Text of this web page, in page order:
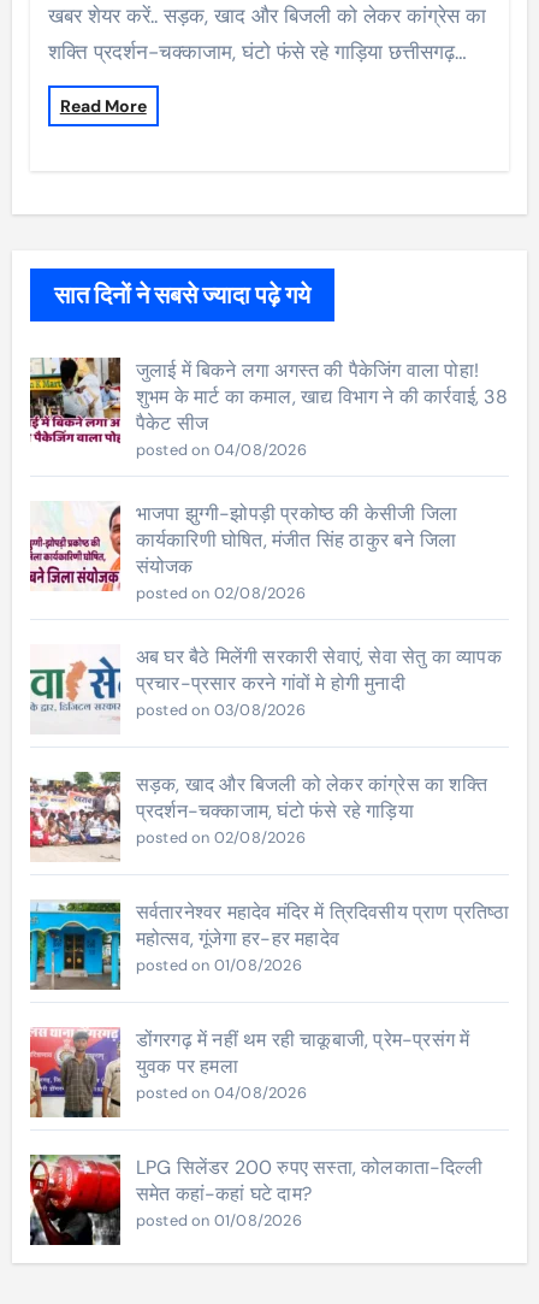
खबर शेयर करें.. सड़क, खाद और बिजली को लेकर कांग्रेस का
शक्ति प्रदर्शन-चक्काजाम, घंटो फंसे रहे गाड़िया छत्तीसगढ़…
Read More
सात दिनों ने सबसे ज्यादा पढ़े गये
जुलाई में बिकने लगा अगस्त की पैकेजिंग वाला पोहा!
शुभम के मार्ट का कमाल, खाद्य विभाग ने की कार्रवाई, 38
पैकेट सीज
posted on 04/08/2026
भाजपा झुग्गी-झोपड़ी प्रकोष्ठ की केसीजी जिला
कार्यकारिणी घोषित, मंजीत सिंह ठाकुर बने जिला
संयोजक
posted on 02/08/2026
अब घर बैठे मिलेंगी सरकारी सेवाएं, सेवा सेतु का व्यापक
प्रचार-प्रसार करने गांवों मे होगी मुनादी
posted on 03/08/2026
सड़क, खाद और बिजली को लेकर कांग्रेस का शक्ति
प्रदर्शन-चक्काजाम, घंटो फंसे रहे गाड़िया
posted on 02/08/2026
सर्वतारनेश्वर महादेव मंदिर में त्रिदिवसीय प्राण प्रतिष्ठा
महोत्सव, गूंजेगा हर-हर महादेव
posted on 01/08/2026
डोंगरगढ़ में नहीं थम रही चाकूबाजी, प्रेम-प्रसंग में
युवक पर हमला
posted on 04/08/2026
LPG सिलेंडर 200 रुपए सस्ता, कोलकाता-दिल्ली
समेत कहां-कहां घटे दाम?
posted on 01/08/2026